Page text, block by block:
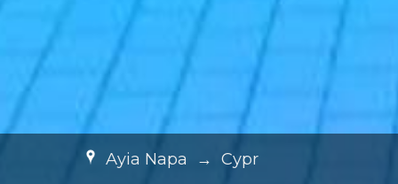
Ayia Napa → Cypr